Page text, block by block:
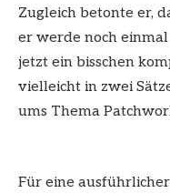
Zugleich betonte er,
er werde noch
jetzt ein bisschen
vielleicht in zwei
ums Thema
Für eine